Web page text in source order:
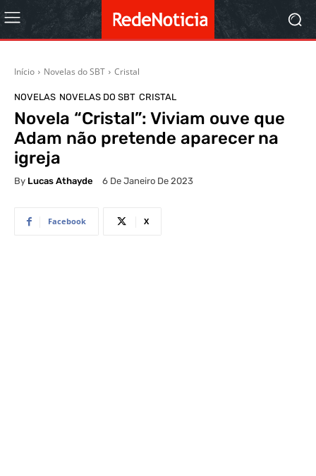
Início Novelas do SBT Cristal
NOVELAS NOVELAS DO SBT CRISTAL
Novela “Cristal”: Viviam ouve que
Adam não pretende aparecer na
igreja
By Lucas Athayde 6 De Janeiro De 2023
Facebook X